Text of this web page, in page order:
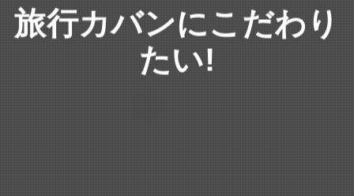
旅行カバンにこだわり
たい!